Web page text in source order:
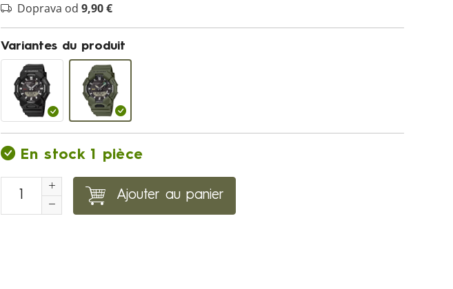
Doprava od 9,90 €
Variantes du produit
En stock 1 pièce
Ajouter au panier